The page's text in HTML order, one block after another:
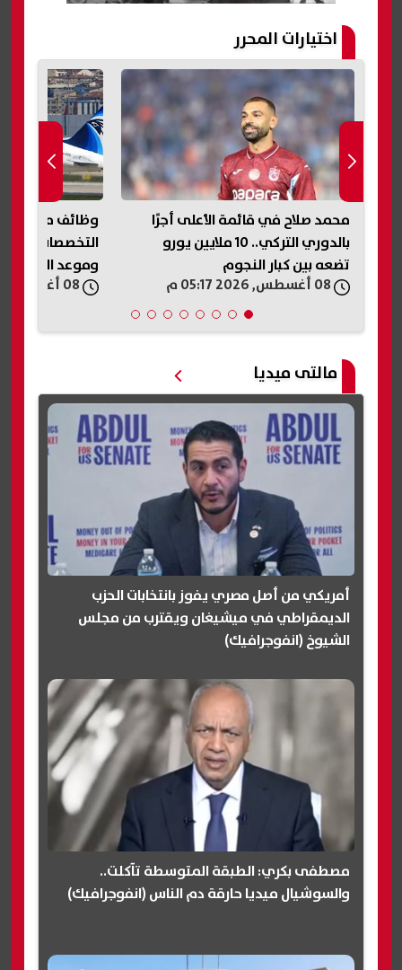
اختيارات المحرر
محمد صلاح في قائمة الأعلى أجرًا
بالدوري التركي.. 10 ملايين يورو
تضعه بين كبار النجوم
التخصصات
وموعد التسجيل
مالتى ميديا
أمريكي من أصل مصري يفوز بانتخابات الحزب
الديمقراطي في ميشيغان ويقترب من مجلس
الشيوخ (انفوجرافيك)
مصطفى بكري: الطبقة المتوسطة تآكلت..
والسوشيال ميديا حارقة دم الناس (انفوجرافيك)